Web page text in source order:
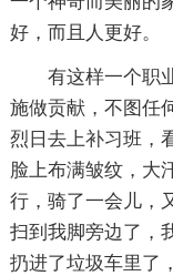
好，而且人更好。
有这样一个职业
施做贡献，不图任
烈日去上补习班，
脸上布满皱纹，大
行，骑了一会儿，
扫到我脚旁边了，
扔进了垃圾车里了